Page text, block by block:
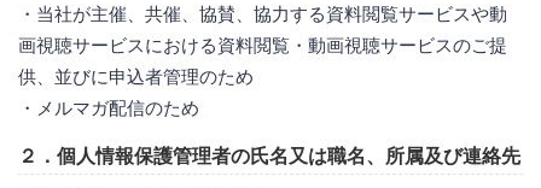
・当社が主催、共催、協賛、協力する資料閲覧サービスや動
画視聴サービスにおける資料閲覧・動画視聴サービスのご提
供、並びに申込者管理のため
・メルマガ配信のため
２．個人情報保護管理者の氏名又は職名、所属及び連絡先